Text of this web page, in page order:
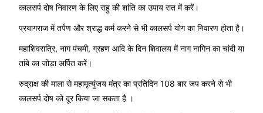
कालसर्प दोष निवारण के लिए राहु की शांति का उपाय रात में करें।
प्रयागराज में तर्पण और श्राद्ध कर्म करने से भी कालसर्प योग का निवारण होता है।
महाशिवरात्रि, नाग पंचमी, ग्रहण आदि के दिन शिवालय में नाग नागिन का चांदी या
तांबे का जोड़ा अर्पित करें।
रुद्राक्ष की माला से महामृत्युंजय मंत्र का प्रतिदिन 108 बार जप करने से भी
कालसर्प दोष को दूर किया जा सकता है ।